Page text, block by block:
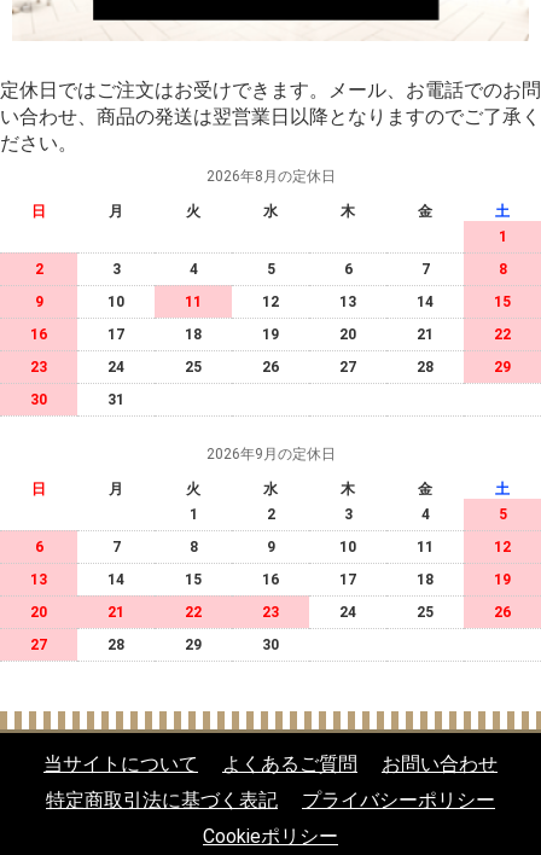
定休日ではご注文はお受けできます。メール、お電話でのお問
い合わせ、商品の発送は翌営業日以降となりますのでご了承く
ださい。
2026年8月の定休日
日 月 火 水 木 金
土
1
2
3 4 5 6 7
8
9
10 11 12 13 14
15
16
17 18 19 20 21
22
23
24 25 26 27 28
29
30
31
2026年9月の定休日
日 月 火 水 木 金
土
1
2 3 4
5
6
7 8 9 10 11
12
13
14 15 16 17 18
19
20
21 22 23 24 25
26
27
28 29 30
当サイトについて よくあるご質問
お問い合わせ
特定商取引法に基づく表記
プライバシーポリシー
Cookieポリシー